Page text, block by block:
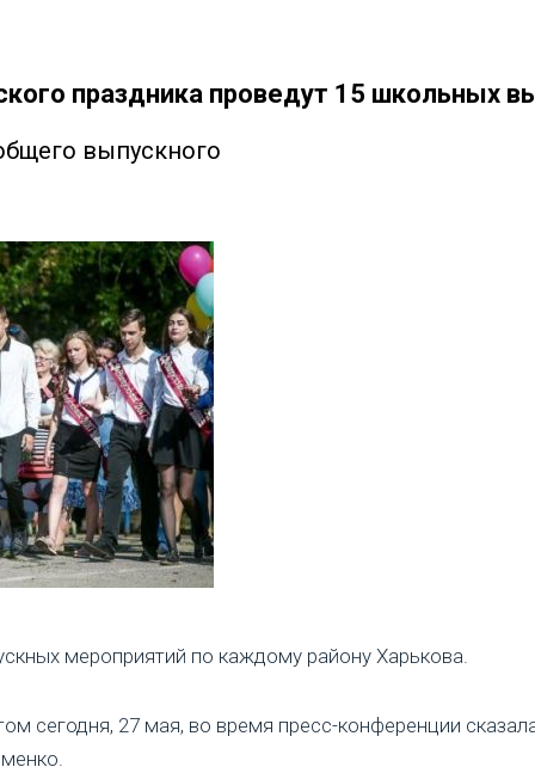
праздника проведут 15 школьных
выпускного
мероприятий по каждому району Харькова.
сегодня, 27 мая, во время пресс-конференции